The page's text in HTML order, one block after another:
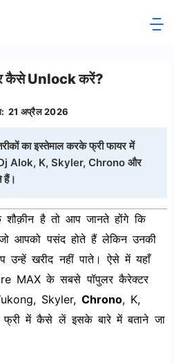
कैसे Unlock करें?
21 अप्रैल 2026
का इस्तेमाल करके फ्री फायर में
Alok, K, Skyler, Chrono और
हैं।
है तो आप जानते होंगे कि
आपको पसंद होते हैं लेकिन उनकी
उन्हें खरीद नहीं पाते। ऐसे में यहाँ
MAX के सबसे पॉपुलर कैरेक्टर
Skyler,Chrono, K,
में कैसे लें इसके बारे में बताने जा